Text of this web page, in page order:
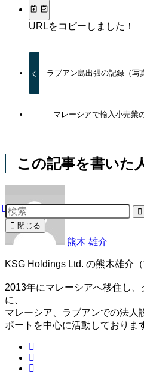
URLをコピーしました！
ラブアン島出張の記録（写
マレーシアで輸入小売業
この記事を書いた
熊木 雄介
KSG Holdings Ltd. の熊木雄介（
2013年にマレーシアへ移住し
に、
マレーシア、ラブアンでの法人
ポートを中心に活動しておりま
閉じる